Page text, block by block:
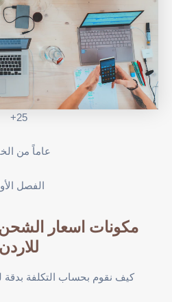
25+
عاماً من
الفصل
مكونات اسعار
للاردن
كيف نقوم بحساب التكلفة